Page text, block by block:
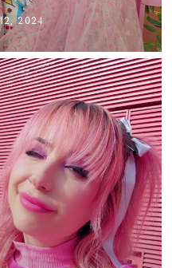
2024